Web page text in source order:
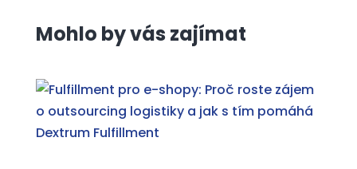
Mohlo by vás zajímat